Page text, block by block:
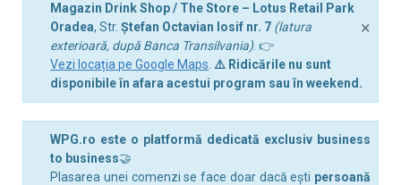
Magazin Drink Shop / The Store – Lotus Retail Park
Oradea, Str. Ștefan Octavian Iosif nr. 7 (latura
exterioară, după Banca Transilvania). 👉
Vezi locația pe Google Maps ⚠️ Ridicările nu sunt
disponibile în afara acestui program sau în weekend.
×
WPG.ro este o platformă dedicată exclusiv business
to business🤝
Plasarea unei comenzi se face doar dacă ești persoană